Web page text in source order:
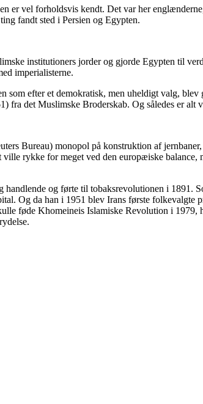
er vel forholdsvis kendt. Det var her
fandt sted i Persien og Egypten.
institutioners jorder og gjorde Egypten til
imperialisterne.
efter et demokratisk, men uheldigt valg, blev
det Muslimske Broderskab. Og således er alt
Bureau) monopol på konstruktion af
rykke for meget ved den europæiske balance,
handlende og førte til tobaksrevolutionen i 1891.
Og da han i 1951 blev Irans første folkevalgte
føde Khomeineis Islamiske Revolution i 1979,